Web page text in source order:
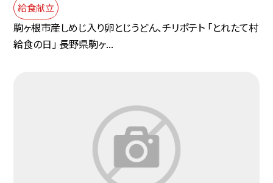
給食献立
駒ヶ根市産しめじ入り卵とじうどん、チリポテト 「とれたて村
給食の日」 長野県駒ヶ...